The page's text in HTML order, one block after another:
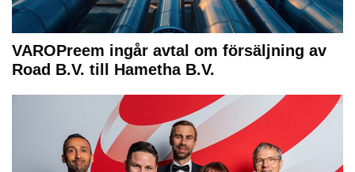
VAROPreem ingår avtal om försäljning av
Road B.V. till Hametha B.V.